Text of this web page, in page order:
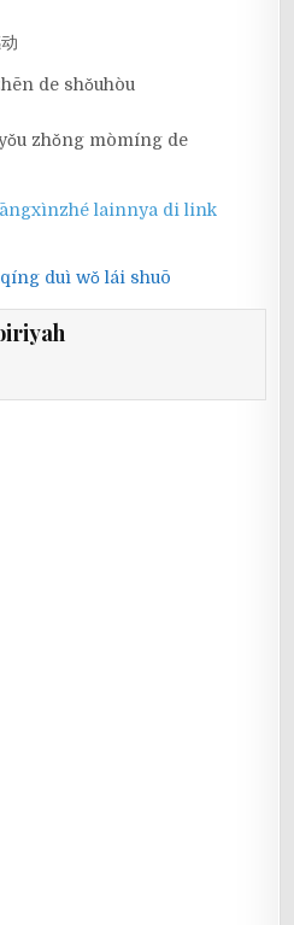
de shǒuhòu
zhǒng mòmíng de
lainnya di link
duì wǒ lái shuō